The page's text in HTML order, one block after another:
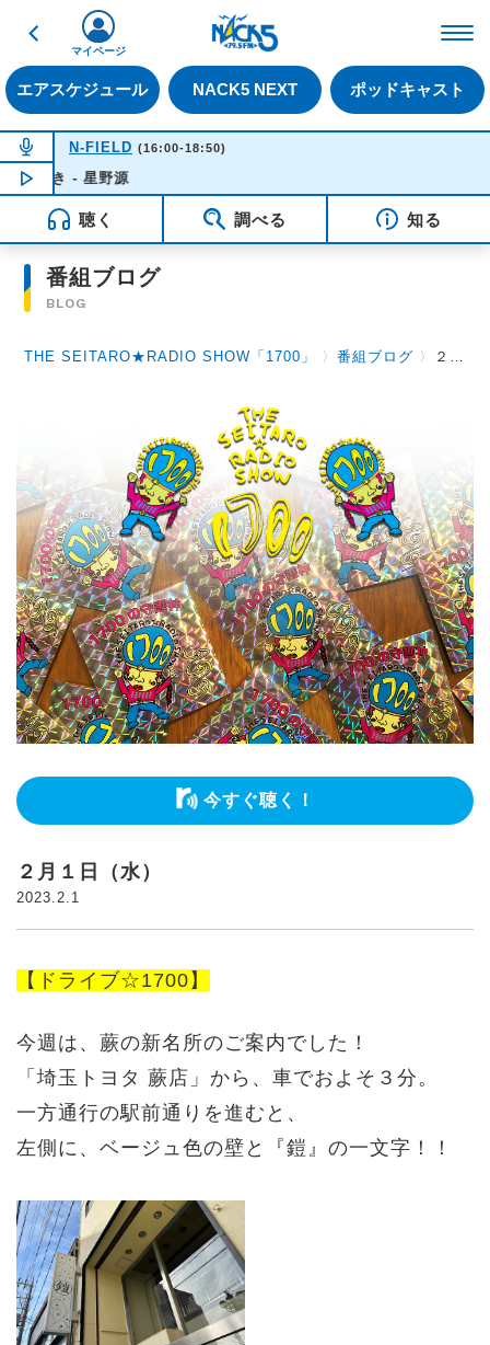
戻る
エアスケジュール NACK5 NEXT ポッドキャスト
マイページ
NOW ON AIR
N-FIELD (16:00-18:50)
NOW PLAYING
き - 星野源
聴く 調べる 知る
番組ブログ
BLOG
THE SEITARO★RADIO SHOW「1700」 〉番組ブログ 〉 ２月１日（水）
今すぐ聴く！
２月１日（水）
2023.2.1
【ドライブ☆1700】
今週は、蕨の新名所のご案内でした！
「埼玉トヨタ 蕨店」から、車でおよそ３分。
一方通行の駅前通りを進むと、
左側に、ベージュ色の壁と『鎧』の一文字！！